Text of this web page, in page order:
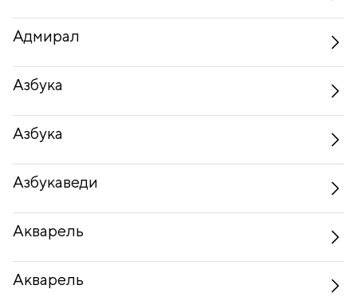
Адмирал
Азбука
Азбука
Азбукаведи
Акварель
Акварель